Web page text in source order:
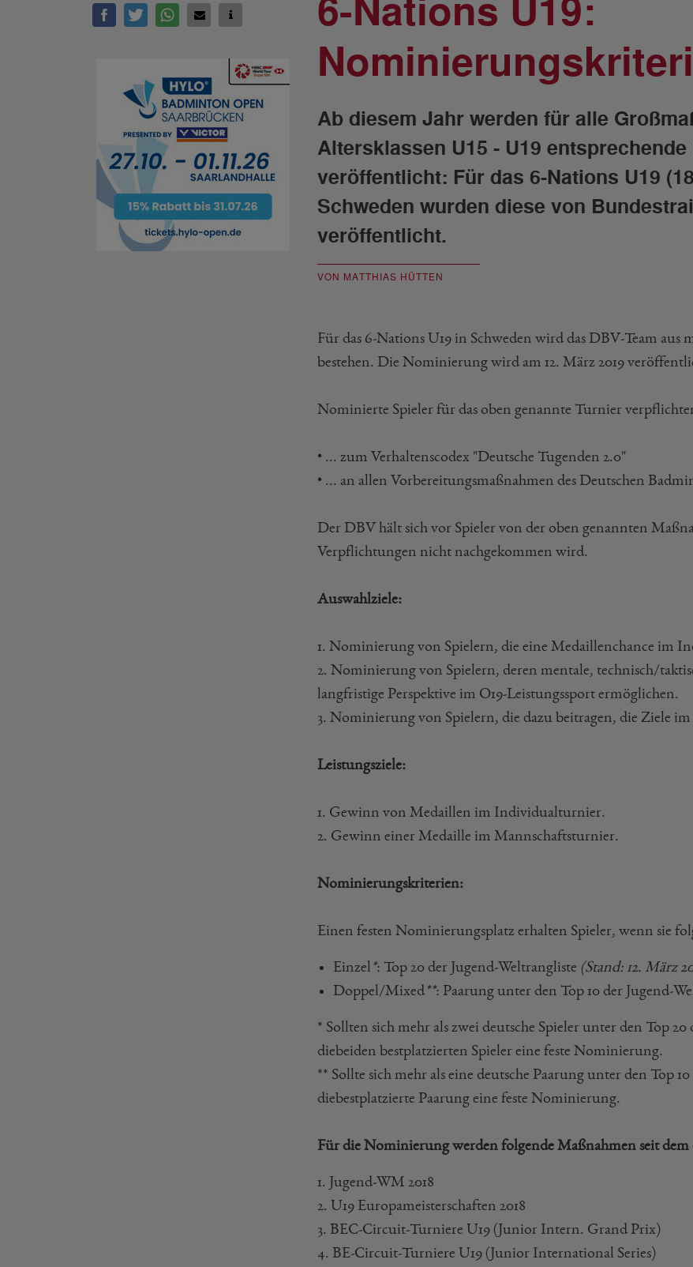
6-Nations U19:
Ab diesem Jahr werden für alle
Altersklassen U15 - U19
veröffentlicht: Für das 6-Nations U19
Schweden wurden diese von
veröffentlicht.
VON MATTHIAS HÜTTEN
Für das 6-Nations U19 in Schweden wird das DBV-Team aus
bestehen. Die Nominierung wird am 12. März 2019
Nominierte Spieler für das oben genannte Turnier
• ... zum Verhaltenscodex "Deutsche Tugenden 2.0"
• ... an allen Vorbereitungsmaßnahmen des Deutschen
Der DBV hält sich vor Spieler von der oben genannten
Verpflichtungen nicht nachgekommen wird.
Auswahlziele:
1. Nominierung von Spielern, die eine Medaillenchance im
2. Nominierung von Spielern, deren mentale, technisch/
langfristige Perspektive im O19-Leistungssport ermöglichen.
3. Nominierung von Spielern, die dazu beitragen, die Ziele
Leistungsziele:
1. Gewinn von Medaillen im Individualturnier.
2. Gewinn einer Medaille im Mannschaftsturnier.
Nominierungskriterien:
Einen festen Nominierungsplatz erhalten Spieler, wenn sie
Einzel *: Top 20 der Jugend-Weltrangliste (Stand: 12. März
Doppel/Mixed**: Paarung unter den Top 10 der Jugend-
* Sollten sich mehr als zwei deutsche Spieler unter den Top
diebeiden bestplatzierten Spieler eine feste Nominierung.
** Sollte sich mehr als eine deutsche Paarung unter den Top
diebestplatzierte Paarung eine feste Nominierung.
Für die Nominierung werden folgende Maßnahmen seit dem
1. Jugend-WM 2018
2. U19 Europameisterschaften 2018
3. BEC-Circuit-Turniere U19 (Junior Intern. Grand Prix)
4. BE-Circuit-Turniere U19 (Junior International Series)